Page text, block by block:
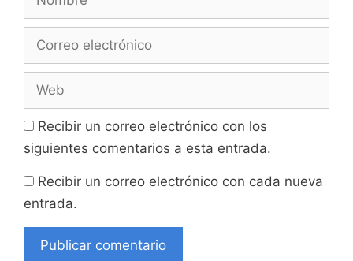
Correo
Web
Recibir un correo electrónico con los
siguientes comentarios a esta entrada.
Recibir un correo electrónico con cada nueva
entrada.